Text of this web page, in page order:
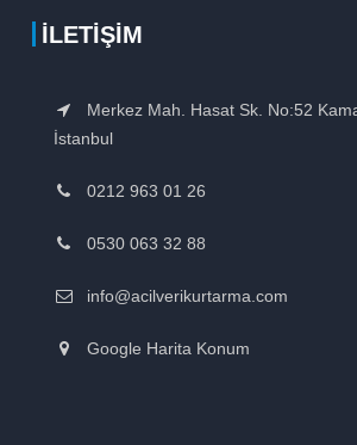
İLETIŞIM
Merkez Mah. Hasat Sk. No:52
İstanbul
0212 963 01 26
0530 063 32 88
info@acilverikurtarma.com
Google Harita Konum